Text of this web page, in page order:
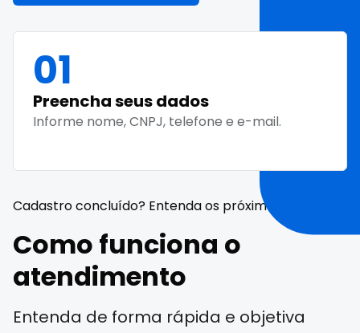
01
Preencha seus dados
Informe nome, CNPJ, telefone e e-mail.
Cadastro concluído? Entenda os próximos passos!
Como funciona o
atendimento
Entenda de forma rápida e objetiva